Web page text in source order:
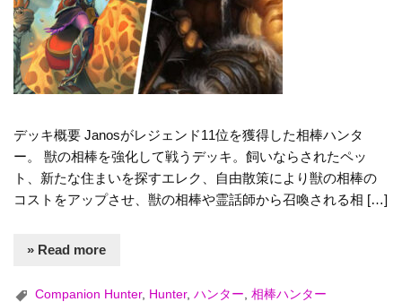
デッキ概要 Janosがレジェンド11位を獲得した相棒ハンタ
ー。 獣の相棒を強化して戦うデッキ。飼いならされたペッ
ト、新たな住まいを探すエレク、自由散策により獣の相棒の
コストをアップさせ、獣の相棒や霊話師から召喚される相 […]
» Read more
Companion Hunter, Hunter,ハンター ,相棒ハンター